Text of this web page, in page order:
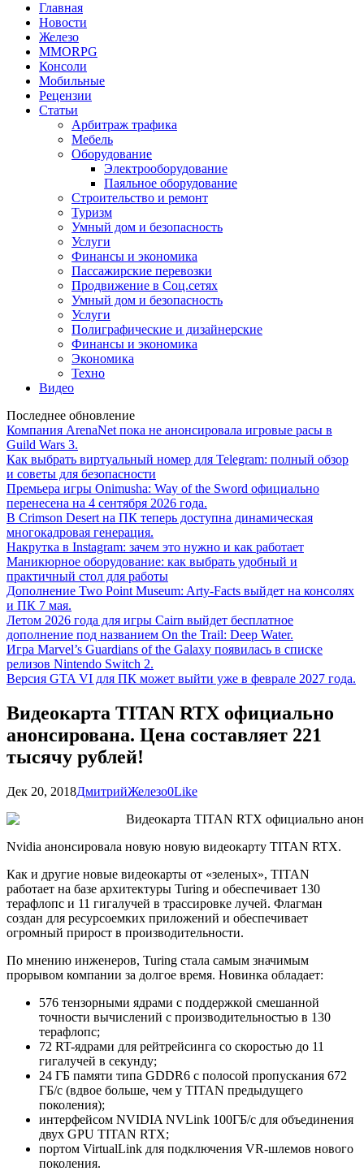
Главная
Новости
Железо
MMORPG
Консоли
Мобильные
Рецензии
Статьи
Арбитраж трафика
Мебель
Оборудование
Электрооборудование
Паяльное оборудование
Строительство и ремонт
Туризм
Умный дом и безопасность
Услуги
Финансы и экономика
Пассажирские перевозки
Продвижение в Соц.сетях
Умный дом и безопасность
Услуги
Полиграфические и дизайнерские
Финансы и экономика
Экономика
Техно
Видео
Последнее обновление
Компания ArenaNet пока не анонсировала игровые расы в
Guild Wars 3.
Как выбрать виртуальный номер для Telegram: полный обзор
и советы для безопасности
Премьера игры Onimusha: Way of the Sword официально
перенесена на 4 сентября 2026 года.
В Crimson Desert на ПК теперь доступна динамическая
многокадровая генерация.
Накрутка в Instagram: зачем это нужно и как работает
Маникюрное оборудование: как выбрать удобный и
практичный стол для работы
Дополнение Two Point Museum: Arty-Facts выйдет на консолях
и ПК 7 мая.
Летом 2026 года для игры Cairn выйдет бесплатное
дополнение под названием On the Trail: Deep Water.
Игра Marvel’s Guardians of the Galaxy появилась в списке
релизов Nintendo Switch 2.
Версия GTA VI для ПК может выйти уже в феврале 2027 года.
Видеокарта TITAN RTX официально
анонсирована. Цена составляет 221
тысячу рублей!
Дек 20, 2018ДмитрийЖелезо0Like
Nvidia анонсировала новую новую видеокарту TITAN RTX.
Как и другие новые видеокарты от «зеленых», TITAN
работает на базе архитектуры Turing и обеспечивает 130
терафлопс и 11 гигалучей в трассировке лучей. Флагман
создан для ресурсоемких приложений и обеспечивает
огромный прирост в производительности.
По мнению инженеров, Turing стала самым значимым
прорывом компании за долгое время. Новинка обладает:
576 тензорными ядрами с поддержкой смешанной
точности вычислений с производительностью в 130
терафлопс;
72 RT-ядрами для рейтрейсинга со скоростью до 11
гигалучей в секунду;
24 ГБ памяти типа GDDR6 с полосой пропускания 672
ГБ/с (вдвое больше, чем у TITAN предыдущего
поколения);
интерфейсом NVIDIA NVLink 100ГБ/с для объединения
двух GPU TITAN RTX;
портом VirtualLink для подключения VR-шлемов нового
поколения.